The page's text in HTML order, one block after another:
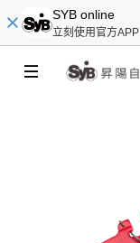
SYB online
立刻使用官方APP